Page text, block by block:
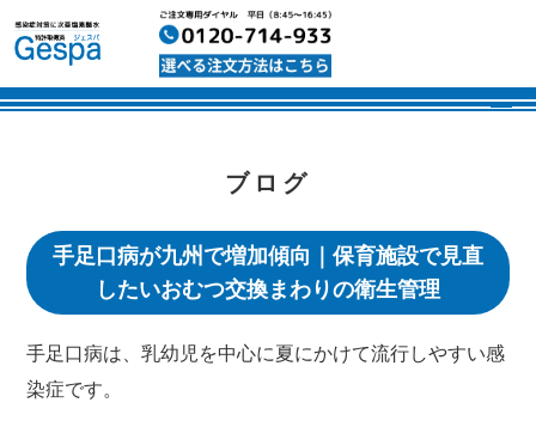
ブログ
手足口病が九州で増加傾向｜保育施設で見直
したいおむつ交換まわりの衛生管理
手足口病は、乳幼児を中心に夏にかけて流行しやすい感
染症です。